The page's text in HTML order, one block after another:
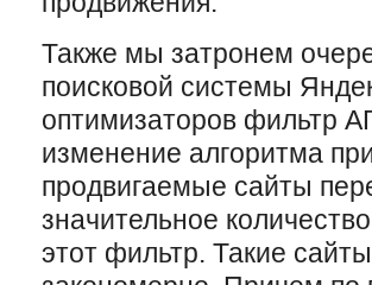
Также мы затронем
поисковой системы
оптимизаторов фильтр
изменение алгоритма
продвигаемые сайты
значительное
этот фильтр. Такие